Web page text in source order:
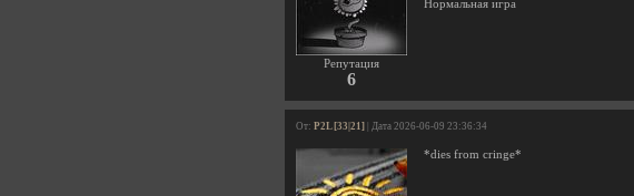
Репутация
6
Нормальная игра
От: P2L [33|21] | Дата 2026-06-09 23:36:34
*dies from cringe*